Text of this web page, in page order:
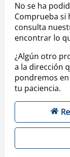
No se ha
Comprueba si
consulta
encontrar lo
¿Algún otro
a la dirección
pondremos
tu paciencia.